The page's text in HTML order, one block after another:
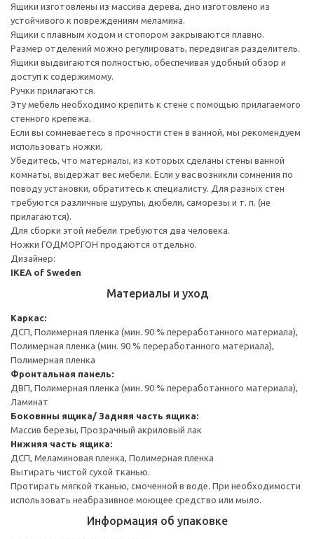
Ящики изготовлены из массива дерева, дно изготовлено из
устойчивого к повреждениям меламина.
Ящики с плавным ходом и стопором закрываются плавно.
Размер отделений можно регулировать, передвигая разделитель.
Ящики выдвигаются полностью, обеспечивая удобный обзор и
доступ к содержимому.
Ручки прилагаются.
Эту мебель необходимо крепить к стене с помощью прилагаемого
стенного крепежа.
Если вы сомневаетесь в прочности стен в ванной, мы рекомендуем
использовать ножки.
Убедитесь, что материалы, из которых сделаны стены ванной
комнаты, выдержат вес мебели. Если у вас возникли сомнения по
поводу установки, обратитесь к специалисту. Для разных стен
требуются различные шурупы, дюбели, саморезы и т. п. (не
прилагаются).
Для сборки этой мебели требуются два человека.
Ножки ГОДМОРГОН продаются отдельно.
Дизайнер:
IKEA of Sweden
Материалы и уход
Каркас:
ДСП, Полимерная пленка (мин. 90 % переработанного материала),
Полимерная пленка (мин. 90 % переработанного материала),
Полимерная пленка
Фронтальная панель:
ДВП, Полимерная пленка (мин. 90 % переработанного материала),
Ламинат
Боковины ящика/ Задняя часть ящика:
Массив березы, Прозрачный акриловый лак
Нижняя часть ящика:
ДСП, Меламиновая пленка, Полимерная пленка
Вытирать чистой сухой тканью.
Протирать мягкой тканью, смоченной в воде. При необходимости
использовать неабразивное моющее средство или мыло.
Информация об упаковке